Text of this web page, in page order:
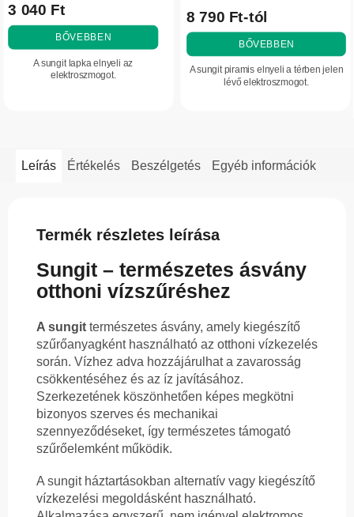
átlagos
értékelése
5-
3 040 Ft
BŐVEBBEN
A sungit lapka elnyeli az
elektroszmogot.
átlagos
értékelése
5-
ből
8 790 Ft-tól
BŐVEBBEN
A sungit piramis elnyeli a térben jelen
lévő elektroszmogot.
Leírás Értékelés Beszélgetés Egyéb információk
Termék részletes leírása
Sungit – természetes ásvány
otthoni vízszűréshez
A sungit természetes ásvány, amely kiegészítő
szűrőanyagként használható az otthoni vízkezelés
során. Vízhez adva hozzájárulhat a zavarosság
csökkentéséhez és az íz javításához.
Szerkezetének köszönhetően képes megkötni
bizonyos szerves és mechanikai
szennyeződéseket, így természetes támogató
szűrőelemként működik.
A sungit háztartásokban alternatív vagy kiegészítő
vízkezelési megoldásként használható.